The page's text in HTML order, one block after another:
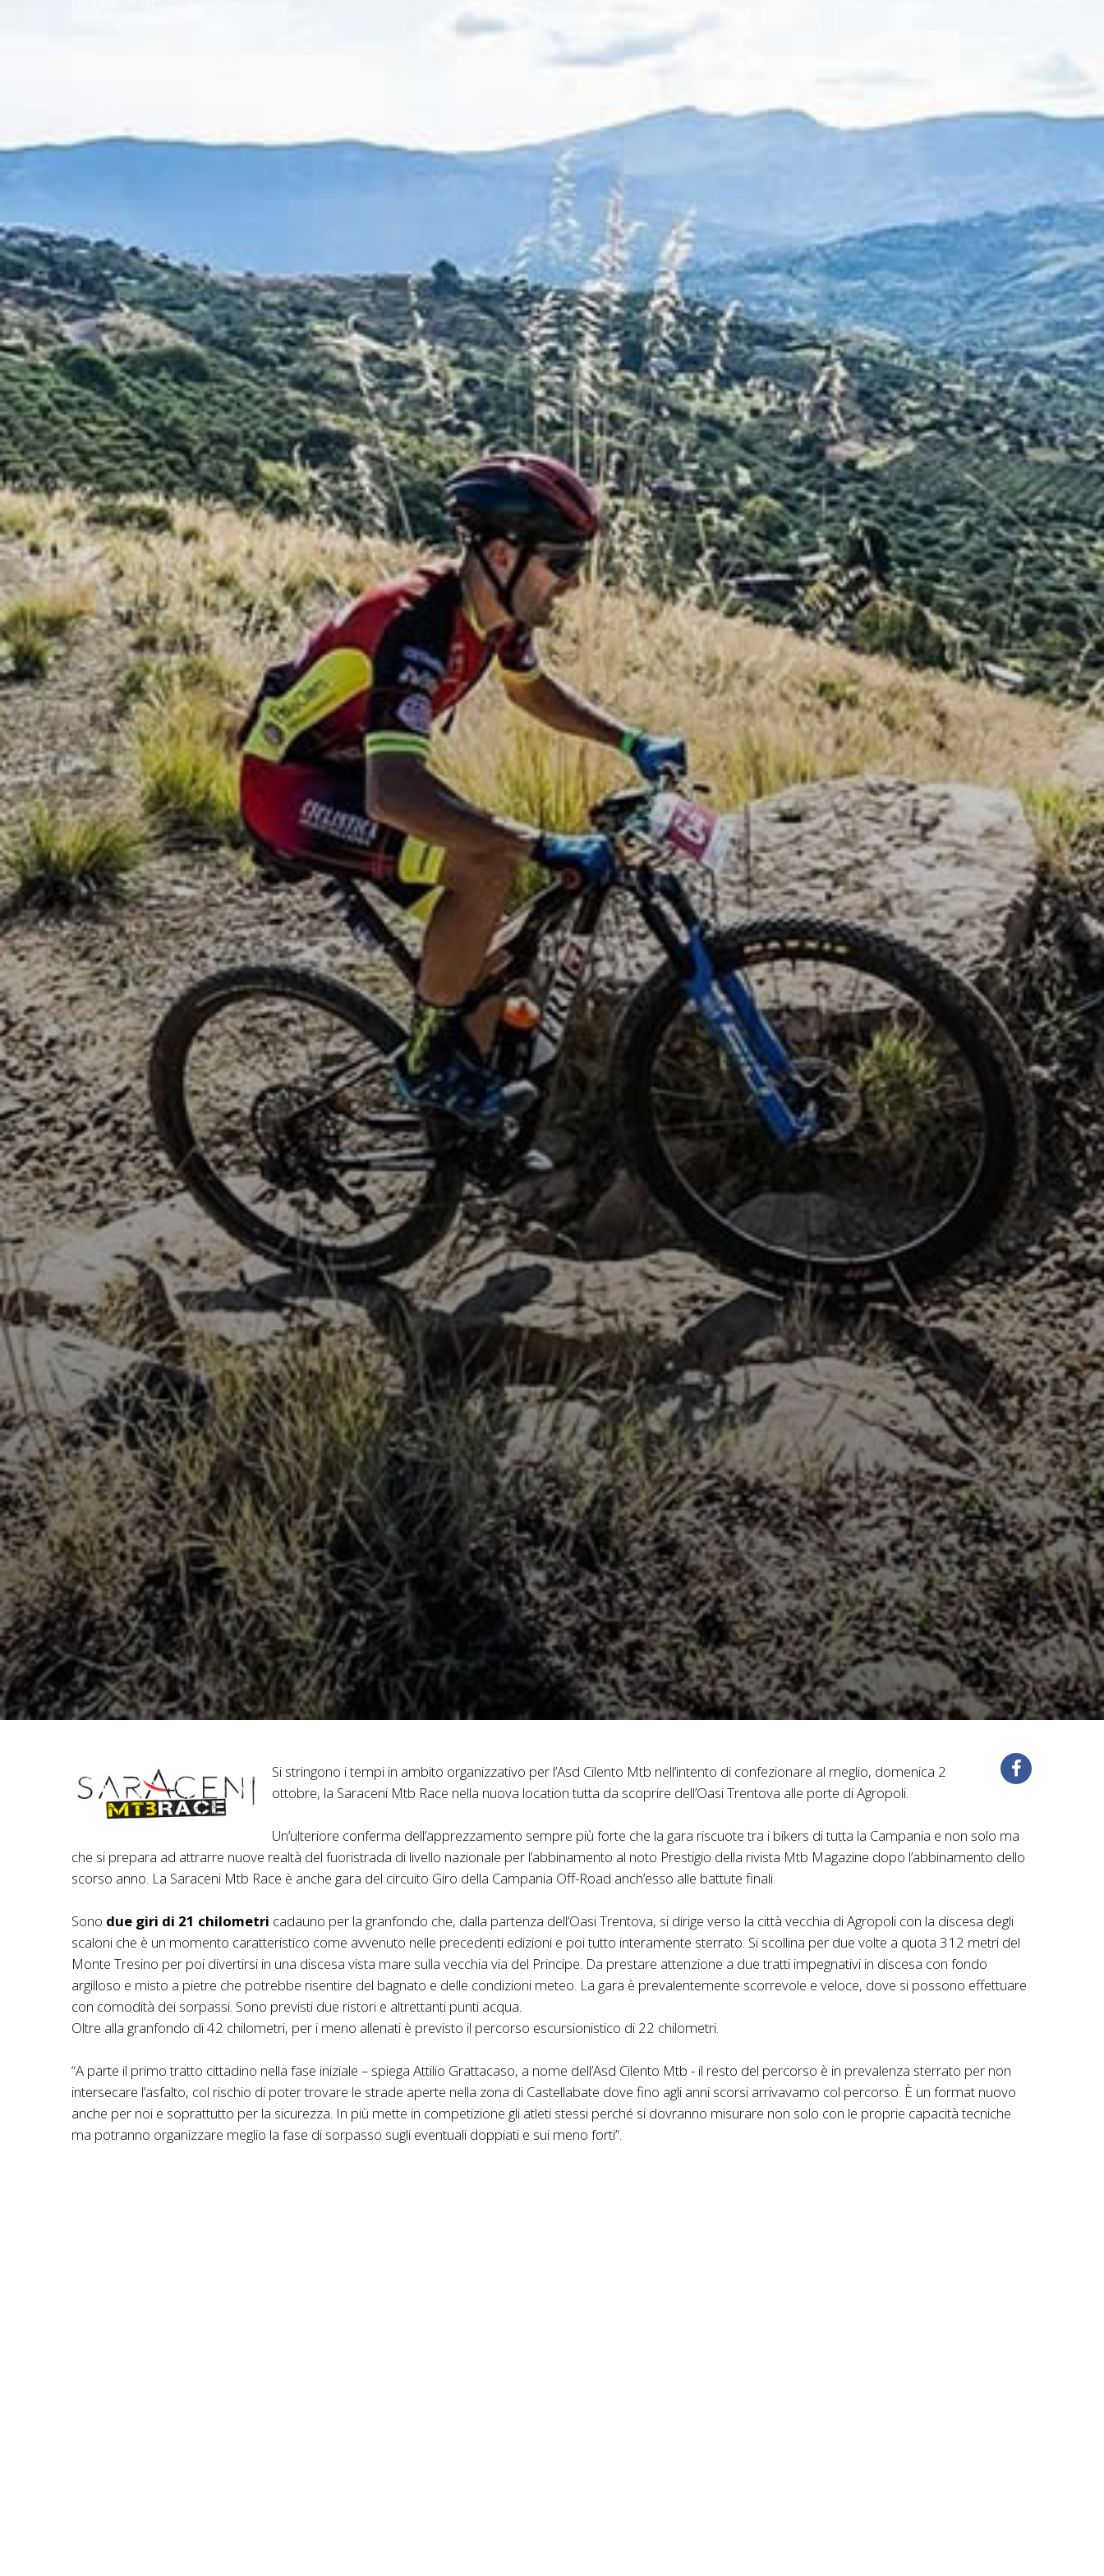
Si stringono i tempi in ambito organizzativo per l’Asd Cilento Mtb nell’intento di confezionare al meglio, domenica 2
ottobre, la Saraceni Mtb Race nella nuova location tutta da scoprire dell’Oasi Trentova alle porte di Agropoli.
Un’ulteriore conferma dell’apprezzamento sempre più forte che la gara riscuote tra i bikers di tutta la Campania e non solo ma
che si prepara ad attrarre nuove realtà del fuoristrada di livello nazionale per l’abbinamento al noto Prestigio della rivista Mtb Magazine dopo l’abbinamento dello
scorso anno. La Saraceni Mtb Race è anche gara del circuito Giro della Campania Off-Road anch’esso alle battute finali.
Sono due giri di 21 chilometri cadauno per la granfondo che, dalla partenza dell’Oasi Trentova, si dirige verso la città vecchia di Agropoli con la discesa degli
scaloni che è un momento caratteristico come avvenuto nelle precedenti edizioni e poi tutto interamente sterrato. Si scollina per due volte a quota 312 metri del
Monte Tresino per poi divertirsi in una discesa vista mare sulla vecchia via del Principe. Da prestare attenzione a due tratti impegnativi in discesa con fondo
argilloso e misto a pietre che potrebbe risentire del bagnato e delle condizioni meteo. La gara è prevalentemente scorrevole e veloce, dove si possono effettuare
con comodità dei sorpassi. Sono previsti due ristori e altrettanti punti acqua.
Oltre alla granfondo di 42 chilometri, per i meno allenati è previsto il percorso escursionistico di 22 chilometri.
“A parte il primo tratto cittadino nella fase iniziale – spiega Attilio Grattacaso, a nome dell’Asd Cilento Mtb - il resto del percorso è in prevalenza sterrato per non
intersecare l’asfalto, col rischio di poter trovare le strade aperte nella zona di Castellabate dove fino agli anni scorsi arrivavamo col percorso. È un format nuovo
anche per noi e soprattutto per la sicurezza. In più mette in competizione gli atleti stessi perché si dovranno misurare non solo con le proprie capacità tecniche
ma potranno organizzare meglio la fase di sorpasso sugli eventuali doppiati e sui meno forti”.